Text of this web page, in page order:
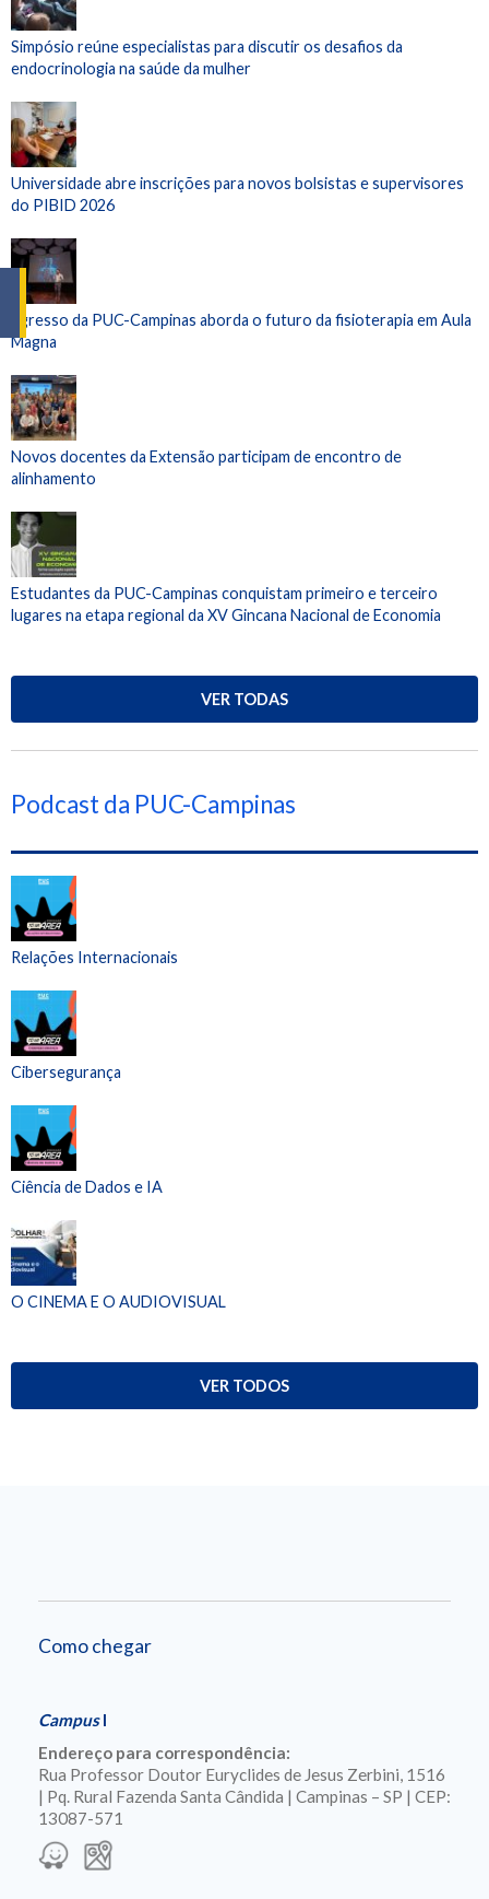
Simpósio reúne especialistas para discutir os desafios da
endocrinologia na saúde da mulher
Universidade abre inscrições para novos bolsistas e supervisores
do PIBID 2026
Egresso da PUC-Campinas aborda o futuro da fisioterapia em Aula
Magna
Novos docentes da Extensão participam de encontro de
alinhamento
Estudantes da PUC-Campinas conquistam primeiro e terceiro
lugares na etapa regional da XV Gincana Nacional de Economia
VER TODAS
Podcast da PUC-Campinas
Relações Internacionais
Cibersegurança
Ciência de Dados e IA
O CINEMA E O AUDIOVISUAL
VER TODOS
Como chegar
CampusI
Endereço para correspondência:
Rua Professor Doutor Euryclides de Jesus Zerbini, 1516
| Pq. Rural Fazenda Santa Cândida | Campinas – SP | CEP:
13087-571